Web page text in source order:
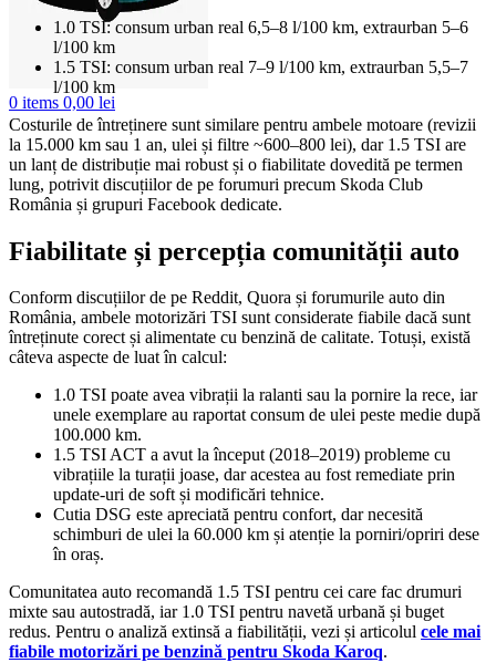
0 items 0,00 lei
1.0 TSI: consum urban real 6,5–8 l/100 km, extraurban 5–6
l/100 km
1.5 TSI: consum urban real 7–9 l/100 km, extraurban 5,5–7
l/100 km
Costurile de întreținere sunt similare pentru ambele motoare (revizii
la 15.000 km sau 1 an, ulei și filtre ~600–800 lei), dar 1.5 TSI are
un lanț de distribuție mai robust și o fiabilitate dovedită pe termen
lung, potrivit discuțiilor de pe forumuri precum Skoda Club
România și grupuri Facebook dedicate.
Fiabilitate și percepția comunității auto
Conform discuțiilor de pe Reddit, Quora și forumurile auto din
România, ambele motorizări TSI sunt considerate fiabile dacă sunt
întreținute corect și alimentate cu benzină de calitate. Totuși, există
câteva aspecte de luat în calcul:
1.0 TSI poate avea vibrații la ralanti sau la pornire la rece, iar
unele exemplare au raportat consum de ulei peste medie după
100.000 km.
1.5 TSI ACT a avut la început (2018–2019) probleme cu
vibrațiile la turații joase, dar acestea au fost remediate prin
update-uri de soft și modificări tehnice.
Cutia DSG este apreciată pentru confort, dar necesită
schimburi de ulei la 60.000 km și atenție la porniri/opriri dese
în oraș.
Comunitatea auto recomandă 1.5 TSI pentru cei care fac drumuri
mixte sau autostradă, iar 1.0 TSI pentru navetă urbană și buget
redus. Pentru o analiză extinsă a fiabilității, vezi și articolul cele mai
fiabile motorizări pe benzină pentru Skoda Karoq.